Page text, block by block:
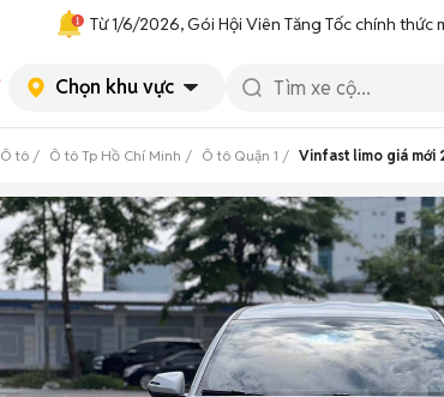
Từ 1/6/2026, Gói Hội Viên Tăng Tốc chính
Chọn khu vực
Ô tô Ô tô Tp Hồ Chí Minh Ô tô Quận 1 Vinfast limo giá mới